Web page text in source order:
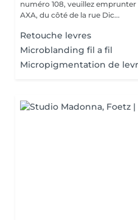
numéro 108, veuillez
AXA, du côté de la rue Dic...
Retouche levres
Microblanding fil a fil
Micropigmentation de